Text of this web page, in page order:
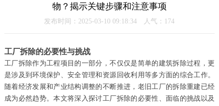
物？揭示关键步骤和注意事项
发布时间：2025-03-10 09:18:34 人气： 174
工厂拆除的必要性与挑战
工厂拆除作为工程项目的一部分，不仅仅是简单的建筑拆除过程，更
是涉及到环境保护、安全管理和资源回收利用等多方面的综合工作。
随着经济发展和产业结构调整的不断推进，老旧工厂的拆除重建已经
成为必然趋势。本文将深入探讨工厂拆除的必要性、面临的挑战以及